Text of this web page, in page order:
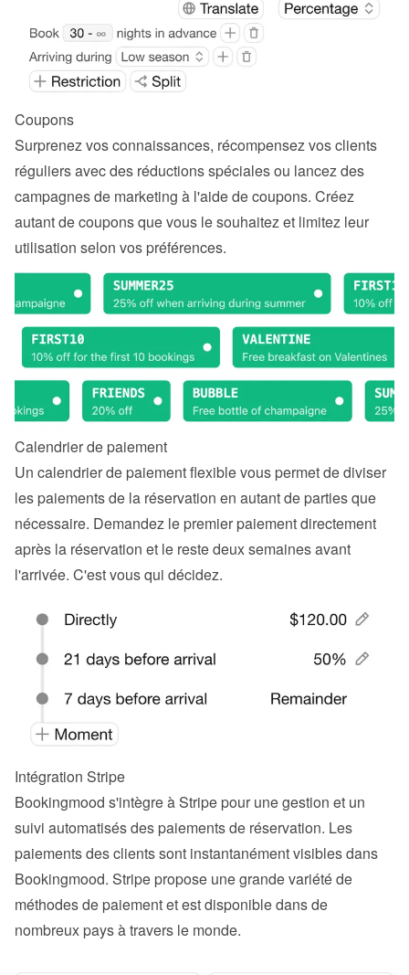
Coupons
Surprenez vos connaissances, récompensez vos clients
réguliers avec des réductions spéciales ou lancez des
campagnes de marketing à l'aide de coupons. Créez
autant de coupons que vous le souhaitez et limitez leur
utilisation selon vos préférences.
Calendrier de paiement
Un calendrier de paiement flexible vous permet de diviser
les paiements de la réservation en autant de parties que
nécessaire. Demandez le premier paiement directement
après la réservation et le reste deux semaines avant
l'arrivée. C'est vous qui décidez.
Intégration Stripe
Bookingmood s'intègre à Stripe pour une gestion et un
suivi automatisés des paiements de réservation. Les
paiements des clients sont instantanément visibles dans
Bookingmood. Stripe propose une grande variété de
méthodes de paiement et est disponible dans de
nombreux pays à travers le monde.